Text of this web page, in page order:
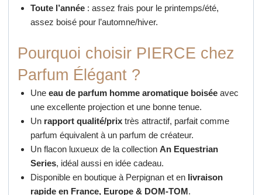
Toute l’année : assez frais pour le printemps/été,
assez boisé pour l’automne/hiver.
Pourquoi choisir PIERCE chez
Parfum Élégant ?
Uneeau de parfum homme aromatique boisée avec
une excellente projection et une bonne tenue.
Un rapport qualité/prix très attractif, parfait comme
parfum équivalent à un parfum de créateur.
Un flacon luxueux de la collectionAn Equestrian
Series, idéal aussi en idée cadeau.
Disponible en boutique à Perpignan et en livraison
rapide en France, Europe & DOM-TOM.